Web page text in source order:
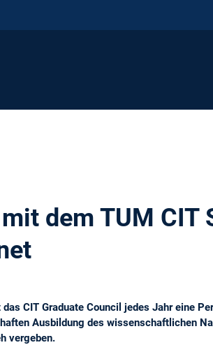
dem TUM CIT
CIT Graduate Council jedes Jahr eine
Ausbildung des wissenschaftlichen
vergeben.